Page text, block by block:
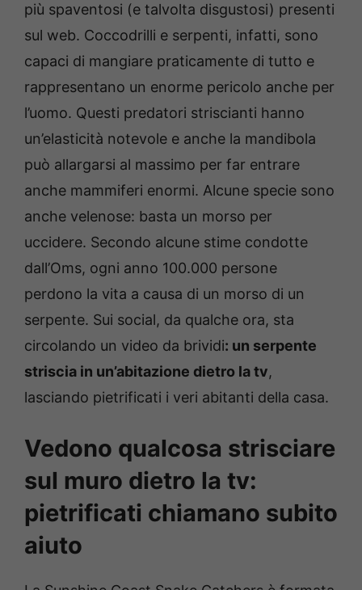
più spaventosi (e talvolta disgustosi) presenti
sul web. Coccodrilli e serpenti, infatti, sono
capaci di mangiare praticamente di tutto e
rappresentano un enorme pericolo anche per
l’uomo. Questi predatori striscianti hanno
un’elasticità notevole e anche la mandibola
può allargarsi al massimo per far entrare
anche mammiferi enormi. Alcune specie sono
anche velenose: basta un morso per
uccidere. Secondo alcune stime condotte
dall’Oms, ogni anno 100.000 persone
perdono la vita a causa di un morso di un
serpente. Sui social, da qualche ora, sta
circolando un video da brividi: un serpente
striscia in un’abitazione dietro la tv,
lasciando pietrificati i veri abitanti della casa.
Vedono qualcosa strisciare
sul muro dietro la tv:
pietrificati chiamano subito
aiuto